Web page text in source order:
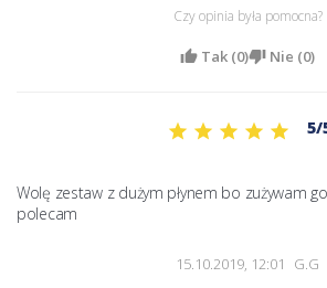
Czy opinia była pomocna?
Tak (0) Nie (0)
5/
Wolę zestaw z dużym płynem bo zużywam
polecam
15.10.2019, 12:01 G.G